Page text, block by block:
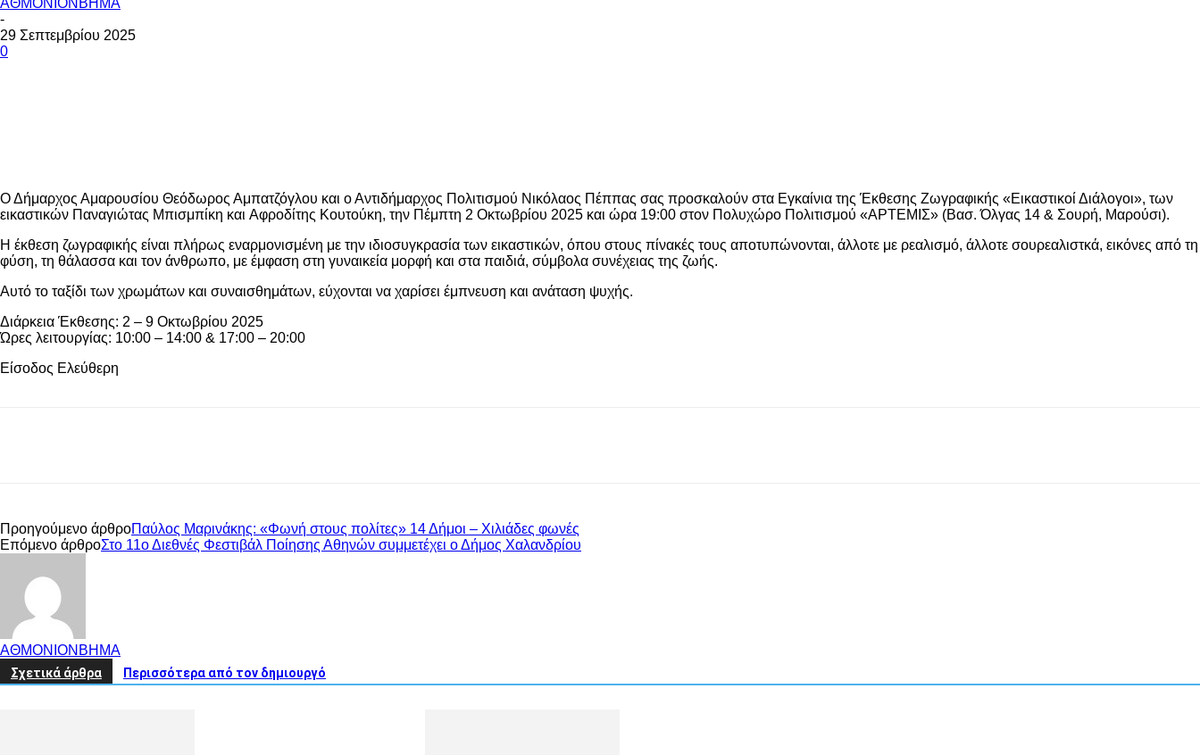
-
29 Σεπτεμβρίου 2025
0
Ο Δήμαρχος Αμαρουσίου Θεόδωρος Αμπατζόγλου και ο Αντιδήμαρχος Πολιτισμού Νικόλαος Πέππας σας προσκαλούν στα Εγκαίνια της Έκθεσης Ζωγραφικής «Εικαστικοί Διάλογοι», των
εικαστικών Παναγιώτας Μπισμπίκη και Αφροδίτης Κουτούκη, την Πέμπτη 2 Οκτωβρίου 2025 και ώρα 19:00 στον Πολυχώρο Πολιτισμού «ΑΡΤΕΜΙΣ» (Βασ. Όλγας 14 & Σουρή, Μαρούσι).
Η έκθεση ζωγραφικής είναι πλήρως εναρμονισμένη με την ιδιοσυγκρασία των εικαστικών, όπου στους πίνακές τους αποτυπώνονται, άλλοτε με ρεαλισμό, άλλοτε σουρεαλιστκά, εικόνες από τη
φύση, τη θάλασσα και τον άνθρωπο, με έμφαση στη γυναικεία μορφή και στα παιδιά, σύμβολα συνέχειας της ζωής.
Αυτό το ταξίδι των χρωμάτων και συναισθημάτων, εύχονται να χαρίσει έμπνευση και ανάταση ψυχής.
Διάρκεια Έκθεσης: 2 – 9 Οκτωβρίου 2025
Ώρες λειτουργίας: 10:00 – 14:00 & 17:00 – 20:00
Είσοδος Ελεύθερη
Προηγούμενο άρθροΠαύλος Μαρινάκης: «Φωνή στους πολίτες» 14 Δήμοι – Χιλιάδες φωνές
Επόμενο άρθροΣτο 11ο Διεθνές Φεστιβάλ Ποίησης Αθηνών συμμετέχει ο Δήμος Χαλανδρίου
ΑΘΜΟΝΙΟΝΒΗΜΑ
Σχετικά άρθρα Περισσότερα από τον δημιουργό